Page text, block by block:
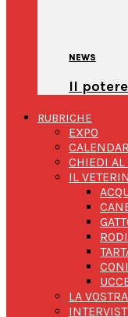
NEWS
Il
RUBRICHE
EXPO
CHIEDI AL
IL
LA